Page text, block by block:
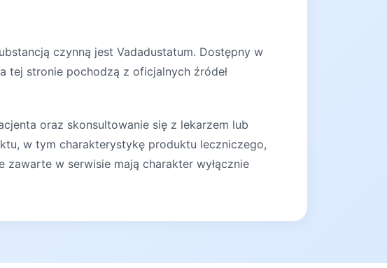
czynną jest Vadadustatum. Dostępny w
tej stronie pochodzą z oficjalnych źródeł
oraz skonsultowanie się z lekarzem lub
w tym charakterystykę produktu leczniczego,
w serwisie mają charakter wyłącznie